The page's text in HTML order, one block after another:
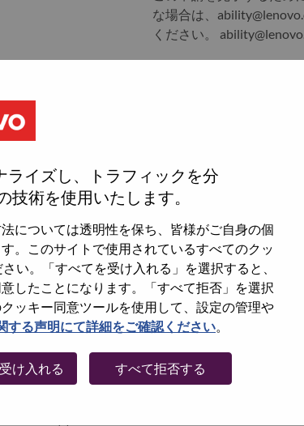
イズし、トラフィックを分
技術を使用いたします。
については透明性を保ち、皆様がご自身の個
。このサイトで使用されているすべてのクッ
さい。「すべてを受け入れる」を選択すると、
したことになります。「すべて拒否」を選択
ッキー同意ツールを使用して、設定の管理や
する声明にて詳細をご確認ください
け入れる すべて拒否する
the Fortune Global
vision to deliver
company with a full-
smartphones,
defined
world-changing
everywhere.
992) (ADR:
な場合は、
ください。
LA Storage TAM
Sao Paulo, São Paulo, Brazil,
Coordenador de Projetos
Sao Paulo, São Paulo, Brazil,
全てを見る